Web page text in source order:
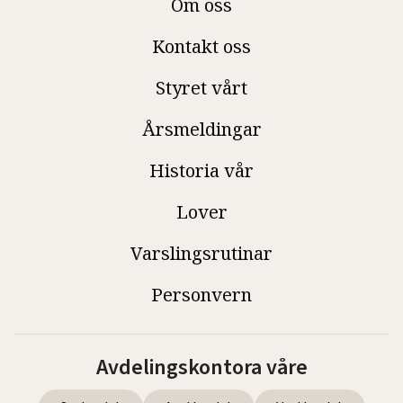
Kontakt oss
Styret vårt
Årsmeldingar
Historia vår
Lover
Varslingsrutinar
Personvern
Avdelingskontora våre